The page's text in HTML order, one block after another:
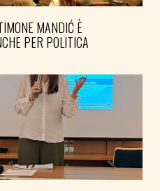
MANDIĆ È
PER POLITICA